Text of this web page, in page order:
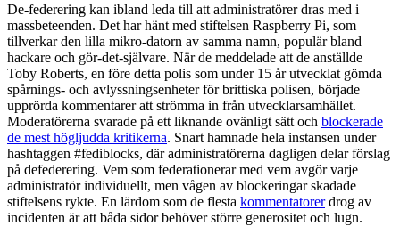
De-federering kan ibland leda till att administratörer dras med i
massbeteenden. Det har hänt med stiftelsen Raspberry Pi, som
tillverkar den lilla mikro-datorn av samma namn, populär bland
hackare och gör-det-självare. När de meddelade att de anställde
Toby Roberts, en före detta polis som under 15 år utvecklat gömda
spårnings- och avlyssningsenheter för brittiska polisen, började
upprörda kommentarer att strömma in från utvecklarsamhället.
Moderatörerna svarade på ett liknande ovänligt sätt och blockerade
de mest högljudda kritikerna. Snart hamnade hela instansen under
hashtaggen #fediblocks, där administratörerna dagligen delar förslag
på defederering. Vem som federationerar med vem avgör varje
administratör individuellt, men vågen av blockeringar skadade
stiftelsens rykte. En lärdom som de flesta kommentatorerdrog av
incidenten är att båda sidor behöver större generositet och lugn.